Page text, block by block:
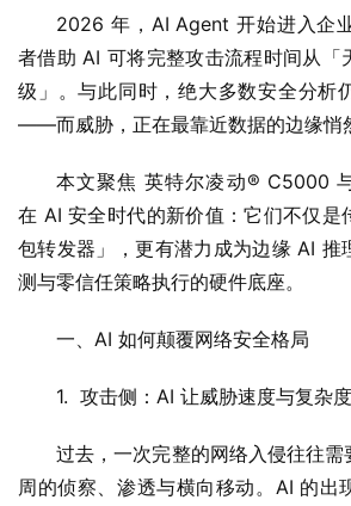
2026 年，AI Agent 开始进入企
者借助 AI 可将完整攻击流程时间从「
级」。与此同时，绝大多数安全分析
——而威胁，正在最靠近数据的边缘悄
本文聚焦 英特尔凌动® C5000
在 AI 安全时代的新价值：它们不仅是
包转发器」，更有潜力成为边缘 AI 推
测与零信任策略执行的硬件底座。
一、AI 如何颠覆网络安全格局
1.  攻击侧：AI 让威胁速度与复杂
过去，一次完整的网络入侵往往
周的侦察、渗透与横向移动。AI 的出